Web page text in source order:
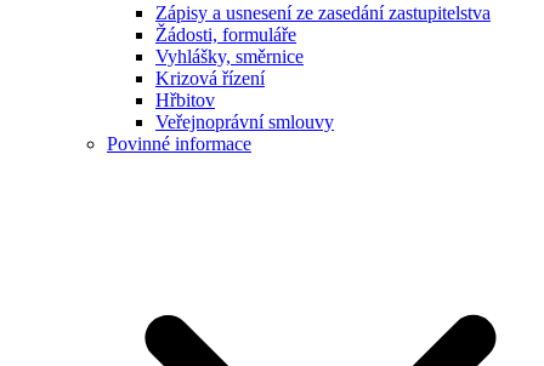
Zápisy a usnesení ze zasedání zastupitelstva
Žádosti, formuláře
Vyhlášky, směrnice
Krizová řízení
Hřbitov
Veřejnoprávní smlouvy
Povinné informace